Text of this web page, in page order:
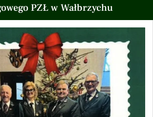
PZŁ w Wałbrzychu